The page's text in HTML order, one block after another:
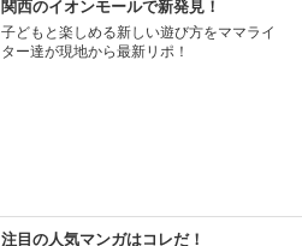
関西のイオンモールで新発見！
子どもと楽しめる新しい遊び方をママライ
ター達が現地から最新リポ！
注目の人気マンガはコレだ！